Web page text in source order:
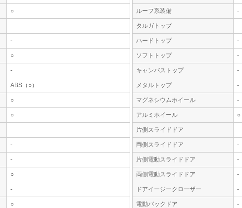
○
-
-
○
-
ABS（○）
○
○
-
-
-
○
-
○
ルーフ系装備 -
タルガトップ -
ハードトップ -
ソフトトップ -
キャンバストップ -
メタルトップ -
マグネシウムホイール -
アルミホイール ○
片側スライドドア -
両側スライドドア -
片側電動スライドドア -
両側電動スライドドア -
ドアイージークローザー -
電動バックドア -